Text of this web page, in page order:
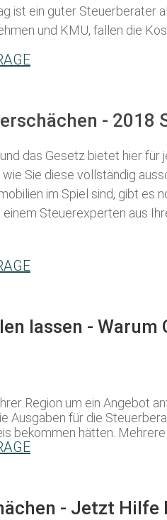
ist ein guter Steuerberater
und KMU, fallen die
- 2018
das Gesetz bietet hier für
Sie diese vollständig
im Spiel sind, gibt es
einem Steuerexperten aus
lassen - Warum
Region um ein Angebot
Ausgaben für die
bekommen hätten.
- Jetzt Hilfe